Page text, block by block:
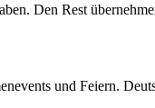
Den Rest
und Feiern.